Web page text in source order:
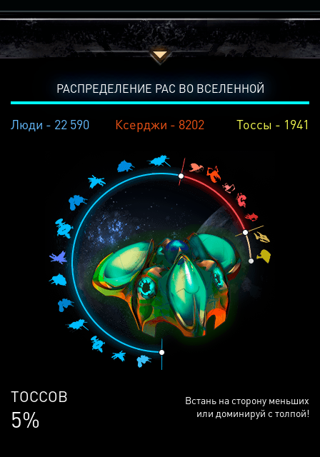
РАСПРЕДЕЛЕНИЕ РАС ВО ВСЕЛЕННОЙ
Люди - 22 590 Ксерджи - 8202 Тоссы - 1941
ЛЮДЕЙ
69%
Встань на сторону меньших
или доминируй с толпой!